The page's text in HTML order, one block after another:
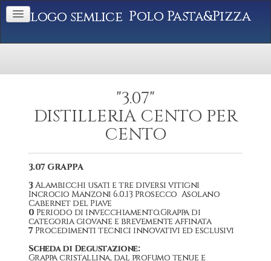
Polo Pasta&Pizza
"3.07"
DISTILLERIA CENTO PER
CENTO
3.07 GRAPPA
3Alambicchi usati e tre diversi vitigni
Incrocio Manzoni 6.0.13 Prosecco Asolano
Cabernet del Piave
0 Periodo di invecchiamento.Grappa di
categoria giovane e brevemente affinata
7Procedimenti tecnici innovativi ed esclusivi
Scheda di Degustazione:
Grappa cristallina, dal profumo tenue e